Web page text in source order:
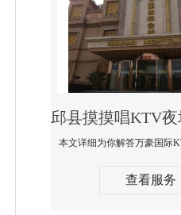
查看服务